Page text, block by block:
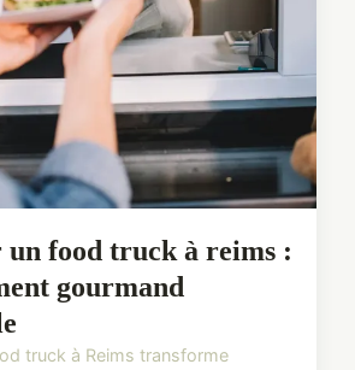
food truck à reims :
gourmand
truck à Reims transforme